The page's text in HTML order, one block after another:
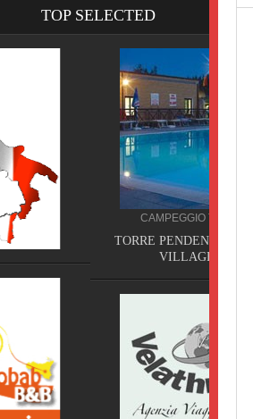
TOP SELECTED
CAMPEGGIO TOSCANA
TORRE PENDENTE CAMPING